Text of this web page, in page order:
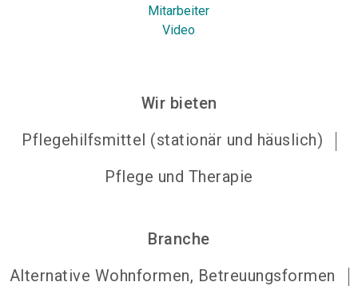
Mitarbeiter
Video
Wir bieten
Pflegehilfsmittel (stationär und häuslich)
Pflege und Therapie
Branche
Alternative Wohnformen, Betreuungsformen